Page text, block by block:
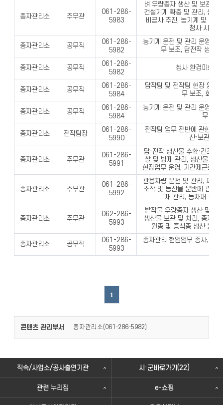
종자관리소 주무관
061-286-
5983
벼 우량종자 생산 및 보관 계
건설기계 확충 및 관리, 생산
비공사 추진, 농기계 및 포
청사 시설물
종자관리소 공무직
061-286-
5982
농기계 운전 및 관리 운영보
무 보조, 답전작 생산
종자관리소 공무직
061-286-
5982
청사 환경미화,
종자관리소 공무직
061-286-
5984
답작팀 및 전작팀 현장 업무
무 보조, 회계
종자관리소 공무직
061-286-
5984
농기계 운전 및 관리 운영보
무 보조
종자관리소 전작팀장
061-286-
5990
전작팀 업무 전반에 관한 사
산·보관계
종자관리소 주무관
061-286-
5991
답·전작 생산물 수확·건조·
찰 및 방제 관리, 생산물 창
현장업무 운영, 기간제근로자
종자관리소 주무관
061-286-
5992
관용차량 운전 및 관리, 재료
조작 및 농산물 운반에 관한
재 관리, 농자재 소모
종자관리소 주무관
062-286-
5993
밭작물 우량종자 생산 및 보
생산물 보관 및 처리, 종자생
원종 및 증식종 생산 농자
종자관리소 공무직
061-286-
5993
종자관리 현업업무 종사, 우
1
콘텐츠 관리부서 종자관리소(061-286-5982)
직속/사업소/공사출연기관 시·군바로가기(22)
관련 누리집 e-쇼핑